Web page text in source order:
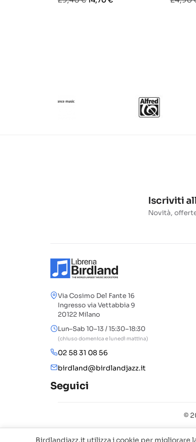
Iscriviti
Novità,
Via Cosimo Del Fante 16
Ingresso via Vettabbia 9
20122 Milano
Lun–Sab 10–13 / 15:30–18:30
(chiuso domenica e lunedì mattina)
02 58 31 08 56
birdland@birdlandjazz.it
Seguici
©
Birdlandjazz.it utilizza i cookie per migliorare